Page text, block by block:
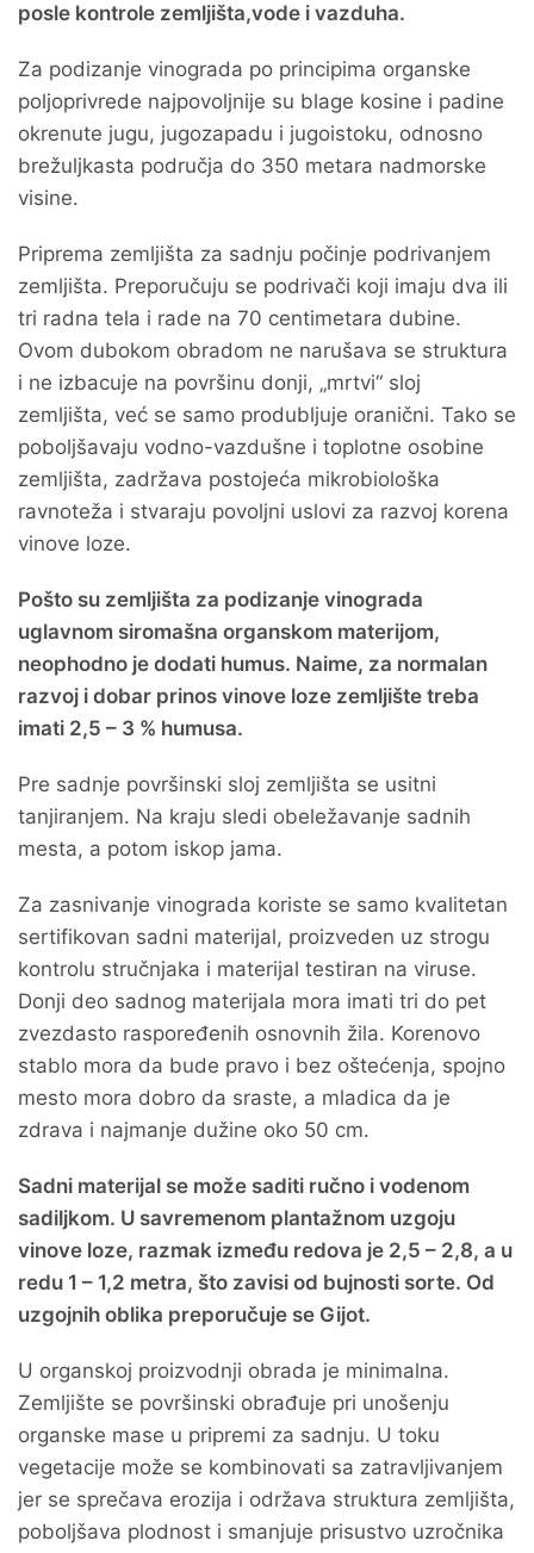
posle kontrole zemljišta,vode i vazduha.
Za podizanje vinograda po principima organske
poljoprivrede najpovoljnije su blage kosine i padine
okrenute jugu, jugozapadu i jugoistoku, odnosno
brežuljkasta područja do 350 metara nadmorske
visine.
Priprema zemljišta za sadnju počinje podrivanjem
zemljišta. Preporučuju se podrivači koji imaju dva ili
tri radna tela i rade na 70 centimetara dubine.
Ovom dubokom obradom ne narušava se struktura
i ne izbacuje na površinu donji, „mrtvi“ sloj
zemljišta, već se samo produbljuje oranični. Tako se
poboljšavaju vodno-vazdušne i toplotne osobine
zemljišta, zadržava postojeća mikrobiološka
ravnoteža i stvaraju povoljni uslovi za razvoj korena
vinove loze.
Pošto su zemljišta za podizanje vinograda
uglavnom siromašna organskom materijom,
neophodno je dodati humus. Naime, za normalan
razvoj i dobar prinos vinove loze zemljište treba
imati 2,5 – 3 % humusa.
Pre sadnje površinski sloj zemljišta se usitni
tanjiranjem. Na kraju sledi obeležavanje sadnih
mesta, a potom iskop jama.
Za zasnivanje vinograda koriste se samo kvalitetan
sertifikovan sadni materijal, proizveden uz strogu
kontrolu stručnjaka i materijal testiran na viruse.
Donji deo sadnog materijala mora imati tri do pet
zvezdasto raspoređenih osnovnih žila. Korenovo
stablo mora da bude pravo i bez oštećenja, spojno
mesto mora dobro da sraste, a mladica da je
zdrava i najmanje dužine oko 50 cm.
Sadni materijal se može saditi ručno i vodenom
sadiljkom. U savremenom plantažnom uzgoju
vinove loze, razmak između redova je 2,5 – 2,8, a u
redu 1 – 1,2 metra, što zavisi od bujnosti sorte. Od
uzgojnih oblika preporučuje se Gijot.
U organskoj proizvodnji obrada je minimalna.
Zemljište se površinski obrađuje pri unošenju
organske mase u pripremi za sadnju. U toku
vegetacije može se kombinovati sa zatravljivanjem
jer se sprečava erozija i održava struktura zemljišta,
poboljšava plodnost i smanjuje prisustvo uzročnika